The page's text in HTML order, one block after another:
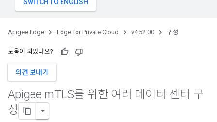
Apigee Edge Edge for Private Cloud v4.52.00 구성
도움이 되었나요?
의견 보내기
Apigee mTLS를 위한 여러 데이터 센터 구
성